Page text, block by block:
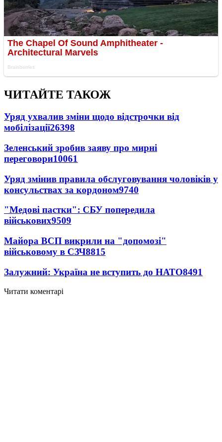
ЧИТАЙТЕ ТАКОЖ
Уряд ухвалив зміни щодо відстрочки від
мобілізації26398
Зеленський зробив заяву про мирні
переговори10061
Уряд змінив правила обслуговування чоловіків у
консульствах за кордоном9740
"Медові пастки": СБУ попередила
військових9509
Майора ВСП викрили на "допомозі"
військовому в СЗЧ8815
Залужний: Україна не вступить до НАТО8491
Читати коментарі